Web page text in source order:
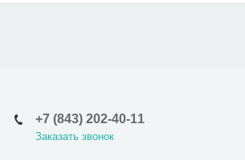
+7 (843) 202-40-11
Заказать звонок